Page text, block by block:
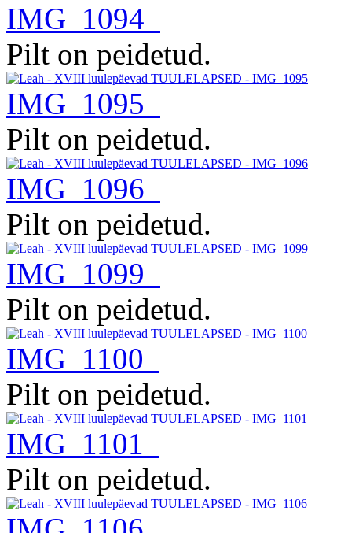
IMG_1094
Pilt on peidetud.
IMG_1095
Pilt on peidetud.
IMG_1096
Pilt on peidetud.
IMG_1099
Pilt on peidetud.
IMG_1100
Pilt on peidetud.
IMG_1101
Pilt on peidetud.